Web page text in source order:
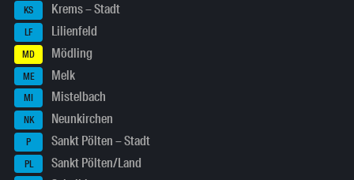
KS Krems – Stadt
LF Lilienfeld
MD Mödling
ME Melk
MI Mistelbach
NK Neunkirchen
P Sankt Pölten – Stadt
PL Sankt Pölten/Land